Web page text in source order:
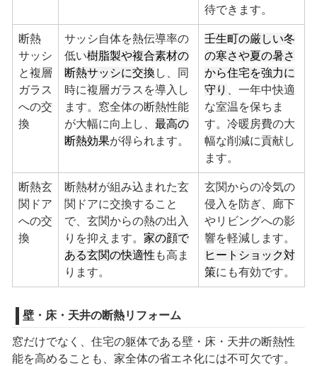
待できます。
断熱
サッシ
と複層
ガラス
への交
換
サッシ自体を熱伝導率の
低い樹脂製や複合素材の
断熱サッシに交換 し、同
時に複層ガラスを導入し
ます。窓全体の断熱性能
が大幅に向上し、 最高の
断熱効果が得られます。
壬生町の厳しい冬
の寒さや夏の暑さ
から住宅を強力に
守り
、一年中快適
な室温を保ちま
す。冷暖房費の大
幅な削減に貢献し
ます。
断熱玄
関ドア
への交
換
断熱材が組み込まれた玄
関ドアに交換すること
で、玄関からの熱の出入
りを抑えます。 家の顔で
ある玄関の快適性 も高ま
ります。
玄関からの冷気の
侵入を防ぎ、廊下
やリビングへの影
響を軽減します。
ヒートショック対
策にも有効です。
壁・床・天井の断熱リフォーム
窓だけでなく、住宅の躯体である壁・床・天井の断熱性
能を高めることも、家全体の省エネ化には不可欠です。